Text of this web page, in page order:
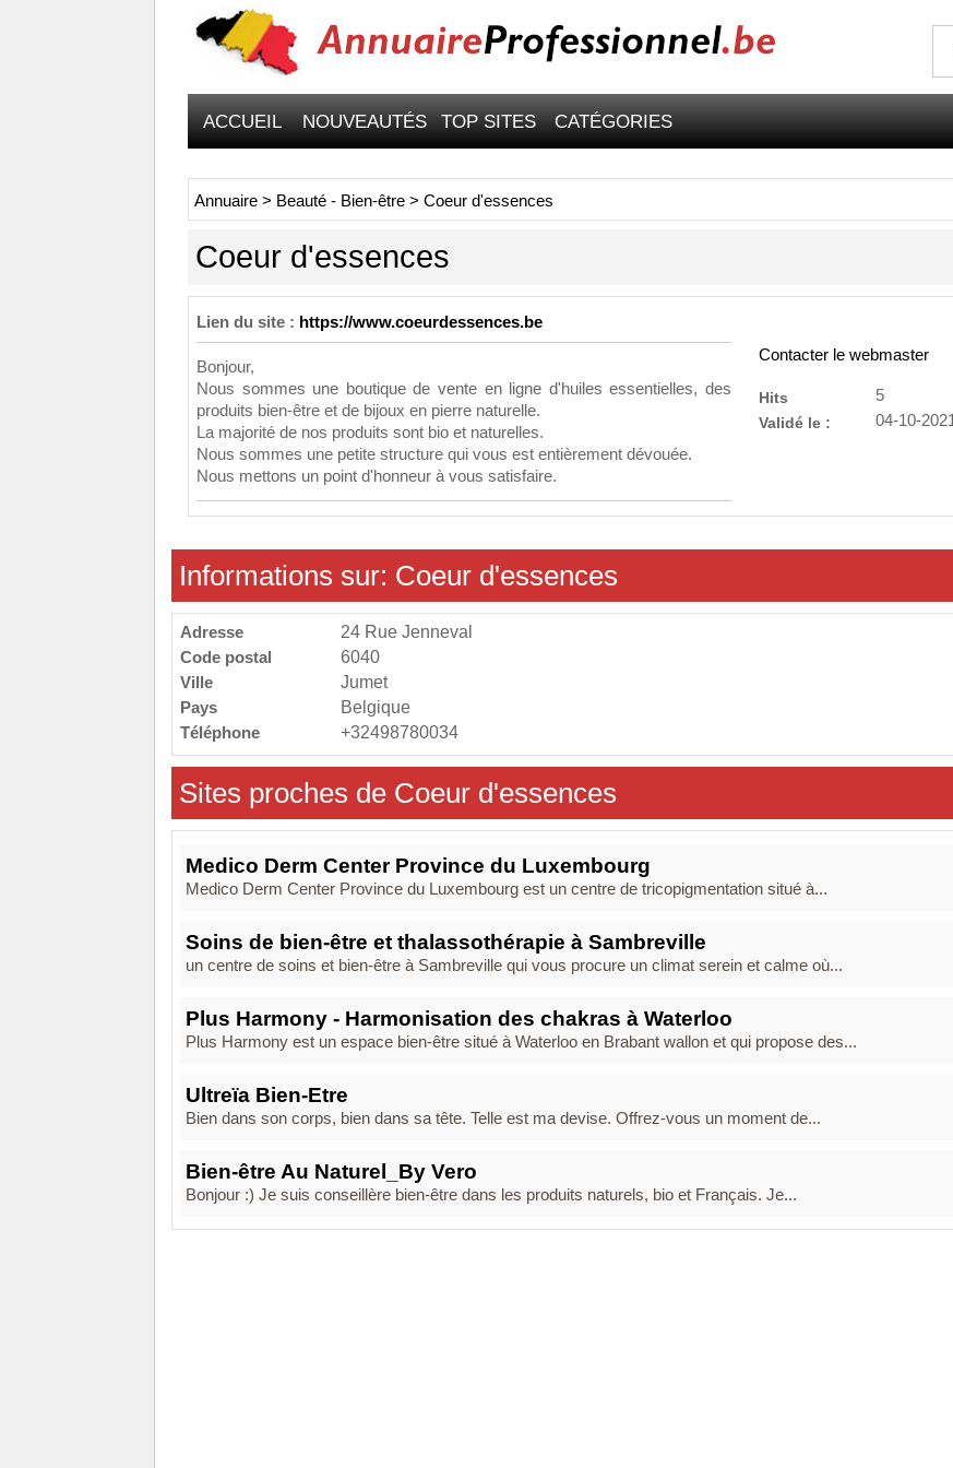
ACCUEIL NOUVEAUTÉS TOP SITES CATÉGORIES
Annuaire > Beauté - Bien-être > Coeur d'essences
Coeur d'essences
Lien du site : https://www.coeurdessences.be
Bonjour,
Nous sommes une boutique de vente en ligne d'huiles essentielles, des
produits bien-être et de bijoux en pierre naturelle.
La majorité de nos produits sont bio et naturelles.
Nous sommes une petite structure qui vous est entièrement dévouée.
Nous mettons un point d'honneur à vous satisfaire.
Contacter le webmaster
Hits
5
Validé le :
04-10-2021
Informations sur: Coeur d'essences
Adresse
24 Rue Jenneval
Code postal
6040
Ville
Jumet
Pays
Belgique
Téléphone
+32498780034
Sites proches de Coeur d'essences
Medico Derm Center Province du Luxembourg
Medico Derm Center Province du Luxembourg est un centre de tricopigmentation situé à...
Soins de bien-être et thalassothérapie à Sambreville
un centre de soins et bien-être à Sambreville qui vous procure un climat serein et calme où...
Plus Harmony - Harmonisation des chakras à Waterloo
Plus Harmony est un espace bien-être situé à Waterloo en Brabant wallon et qui propose des...
Ultreïa Bien-Etre
Bien dans son corps, bien dans sa tête. Telle est ma devise. Offrez-vous un moment de...
Bien-être Au Naturel_By Vero
Bonjour :) Je suis conseillère bien-être dans les produits naturels, bio et Français. Je...